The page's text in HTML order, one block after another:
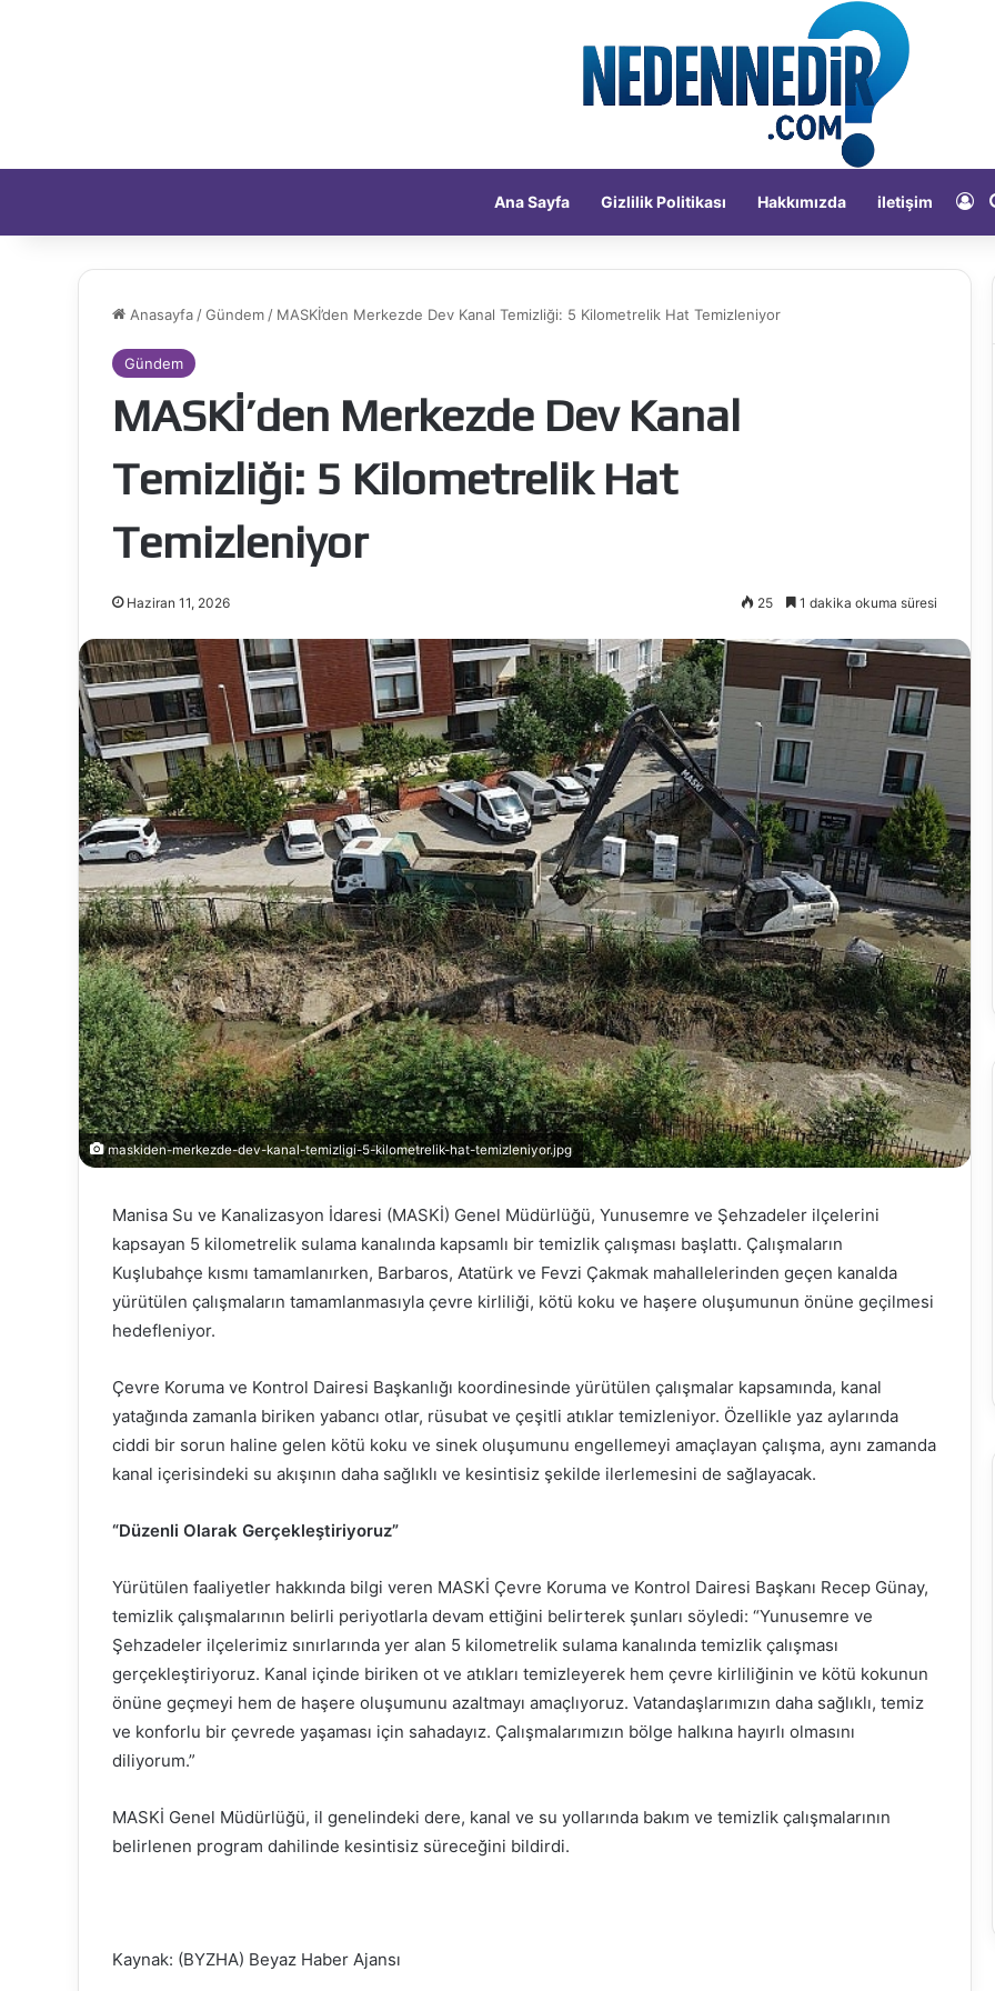
Ana Sayfa Gizlilik Politikası Hakkımızda iletişim
Anasayfa / Gündem / MASKİ’den Merkezde Dev Kanal Temizliği: 5 Kilometrelik Hat Temizleniyor
Gündem
MASKİ’den Merkezde Dev Kanal
Temizliği: 5 Kilometrelik Hat
Temizleniyor
Haziran 11, 2026 25 1 dakika okuma süresi
maskiden-merkezde-dev-kanal-temizligi-5-kilometrelik-hat-temizleniyor.jpg
Manisa Su ve Kanalizasyon İdaresi (MASKİ) Genel Müdürlüğü, Yunusemre ve Şehzadeler ilçelerini
kapsayan 5 kilometrelik sulama kanalında kapsamlı bir temizlik çalışması başlattı. Çalışmaların
Kuşlubahçe kısmı tamamlanırken, Barbaros, Atatürk ve Fevzi Çakmak mahallelerinden geçen kanalda
yürütülen çalışmaların tamamlanmasıyla çevre kirliliği, kötü koku ve haşere oluşumunun önüne geçilmesi
hedefleniyor.
Çevre Koruma ve Kontrol Dairesi Başkanlığı koordinesinde yürütülen çalışmalar kapsamında, kanal
yatağında zamanla biriken yabancı otlar, rüsubat ve çeşitli atıklar temizleniyor. Özellikle yaz aylarında
ciddi bir sorun haline gelen kötü koku ve sinek oluşumunu engellemeyi amaçlayan çalışma, aynı zamanda
kanal içerisindeki su akışının daha sağlıklı ve kesintisiz şekilde ilerlemesini de sağlayacak.
“Düzenli Olarak Gerçekleştiriyoruz”
Yürütülen faaliyetler hakkında bilgi veren MASKİ Çevre Koruma ve Kontrol Dairesi Başkanı Recep Günay,
temizlik çalışmalarının belirli periyotlarla devam ettiğini belirterek şunları söyledi: “Yunusemre ve
Şehzadeler ilçelerimiz sınırlarında yer alan 5 kilometrelik sulama kanalında temizlik çalışması
gerçekleştiriyoruz. Kanal içinde biriken ot ve atıkları temizleyerek hem çevre kirliliğinin ve kötü kokunun
önüne geçmeyi hem de haşere oluşumunu azaltmayı amaçlıyoruz. Vatandaşlarımızın daha sağlıklı, temiz
ve konforlu bir çevrede yaşaması için sahadayız. Çalışmalarımızın bölge halkına hayırlı olmasını
diliyorum.”
MASKİ Genel Müdürlüğü, il genelindeki dere, kanal ve su yollarında bakım ve temizlik çalışmalarının
belirlenen program dahilinde kesintisiz süreceğini bildirdi.
Kaynak: (BYZHA) Beyaz Haber Ajansı
D.I.S.C.O
Ölüme
Koşan